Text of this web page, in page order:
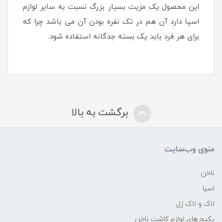
این محصول یک مزیت بسیار بزرگ نسبت به سایر لوازم
اسپا دارد آن هم در تک نفره بودن آن می باشد چرا که
برای هر فرد باید یک بسته جدگانه استفاده شود.
برگشت به بالا
منوی وب‌سایت
ناخن
اسپا
لاک و لاک ژل
پکیج های لوازم کاشت ناخن